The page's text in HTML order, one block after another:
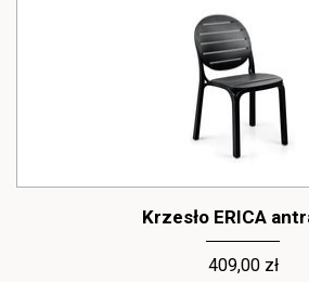
Krzesło ERICA
409,00 zł